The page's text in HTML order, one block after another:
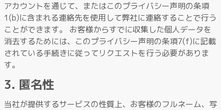
アカウントを通じて、またはこのプライバシー声明の条項
1(b)に含まれる連絡先を使用して弊社に連絡することで行う
ことができます。 お客様からすでに収集した個人データを
消去するためには、このプライバシー声明の条項7(f)に記載
されている手続きに従ってリクエストを行う必要がありま
す。
3. 匿名性
当社が提供するサービスの性質上、お客様のフルネーム、写